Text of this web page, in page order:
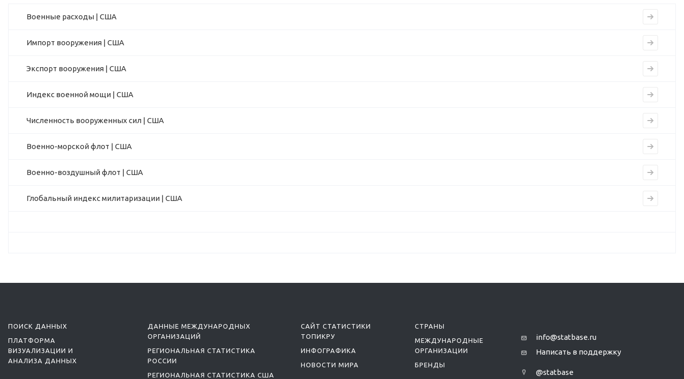
Военные расходы | США
Импорт вооружения | США
Экспорт вооружения | США
Индекс военной мощи | США
Численность вооруженных сил | США
Военно-морской флот | США
Военно-воздушный флот | США
Глобальный индекс милитаризации | США
ПОИСК ДАННЫХ
ПЛАТФОРМА
ВИЗУАЛИЗАЦИИ И
АНАЛИЗА ДАННЫХ
ДАННЫЕ МЕЖДУНАРОДНЫХ
ОРГАНИЗАЦИЙ
РЕГИОНАЛЬНАЯ СТАТИСТИКА
РОССИИ
РЕГИОНАЛЬНАЯ СТАТИСТИКА США
САЙТ СТАТИСТИКИ
ТОПИКРУ
ИНФОГРАФИКА
НОВОСТИ МИРА
СТРАНЫ
МЕЖДУНАРОДНЫЕ
ОРГАНИЗАЦИИ
БРЕНДЫ
info@statbase.ru
Написать в поддержку
@statbase